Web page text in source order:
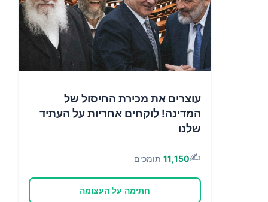
עוצרים את מכירת החיסול של
המדינה! לוקחים אחריות על העתיד
שלנו
✍️
11,150 תומכים
חתימה על העצומה